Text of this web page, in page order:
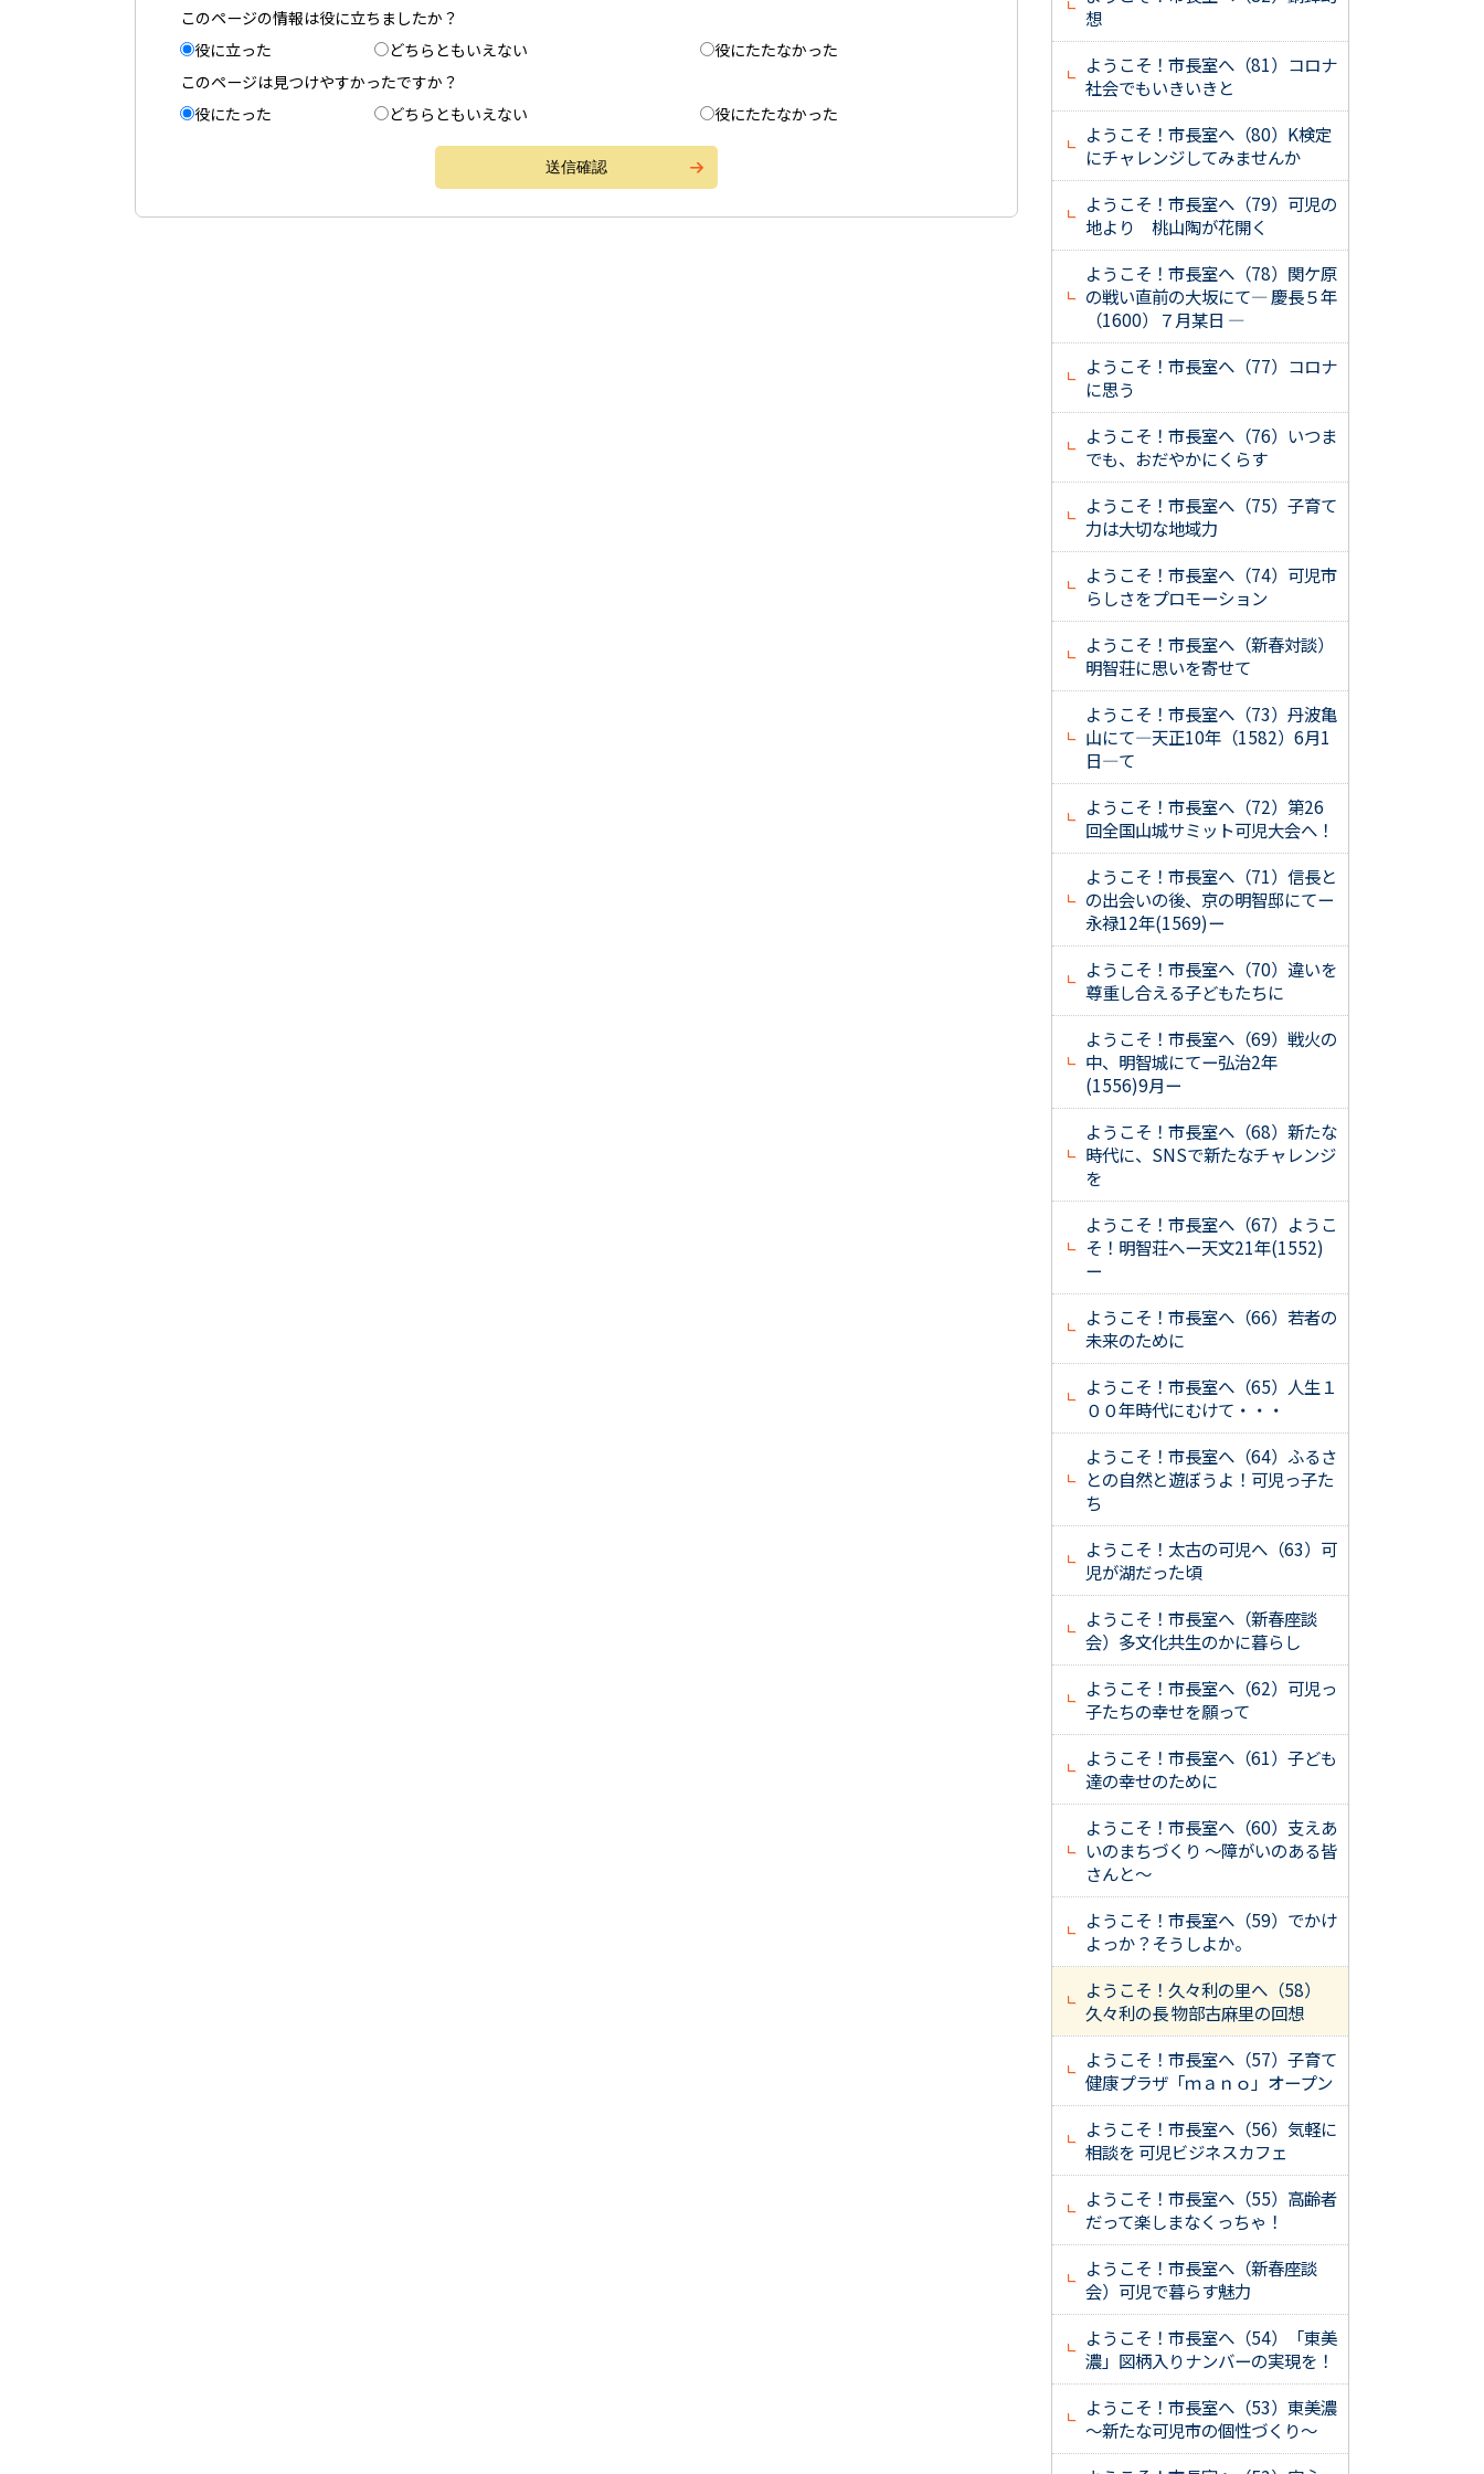
このページの情報は役に立ちましたか？
役に立った
どちらともいえない
役にたたなかった
このページは見つけやすかったですか？
役にたった
どちらともいえない 役にたたなかった
想
ようこそ！市長室へ（81）コロナ
社会でもいきいきと
ようこそ！市長室へ（80）K検定
にチャレンジしてみませんか
ようこそ！市長室へ（79）可児の
地より 桃山陶が花開く
ようこそ！市長室へ（78）関ケ原
の戦い直前の大坂にて― 慶長５年
（1600）７月某日 ―
ようこそ！市長室へ（77）コロナ
に思う
ようこそ！市長室へ（76）いつま
でも、おだやかにくらす
ようこそ！市長室へ（75）子育て
力は大切な地域力
ようこそ！市長室へ（74）可児市
らしさをプロモーション
ようこそ！市長室へ（新春対談）
明智荘に思いを寄せて
ようこそ！市長室へ（73）丹波亀
山にて―天正10年（1582）6月1
日―て
ようこそ！市長室へ（72）第26
回全国山城サミット可児大会へ！
ようこそ！市長室へ（71）信長と
の出会いの後、京の明智邸にてー
永禄12年(1569)ー
ようこそ！市長室へ（70）違いを
尊重し合える子どもたちに
ようこそ！市長室へ（69）戦火の
中、明智城にてー弘治2年
(1556)9月ー
ようこそ！市長室へ（68）新たな
時代に、SNSで新たなチャレンジ
を
ようこそ！市長室へ（67）ようこ
そ！明智荘へー天文21年(1552)
ー
ようこそ！市長室へ（66）若者の
未来のために
ようこそ！市長室へ（65）人生１
００年時代にむけて・・・
ようこそ！市長室へ（64）ふるさ
との自然と遊ぼうよ！可児っ子た
ち
ようこそ！太古の可児へ（63）可
児が湖だった頃
ようこそ！市長室へ（新春座談
会）多文化共生のかに暮らし
ようこそ！市長室へ（62）可児っ
子たちの幸せを願って
ようこそ！市長室へ（61）子ども
達の幸せのために
ようこそ！市長室へ（60）支えあ
いのまちづくり ～障がいのある皆
さんと～
ようこそ！市長室へ（59）でかけ
よっか？そうしよか。
ようこそ！久々利の里へ（58）
久々利の長 物部古麻里の回想
ようこそ！市長室へ（57）子育て
健康プラザ「ｍａｎｏ」オープン
ようこそ！市長室へ（56）気軽に
相談を 可児ビジネスカフェ
ようこそ！市長室へ（55）高齢者
だって楽しまなくっちゃ！
ようこそ！市長室へ（新春座談
会）可児で暮らす魅力
ようこそ！市長室へ（54）「東美
濃」図柄入りナンバーの実現を！
ようこそ！市長室へ（53）東美濃
～新たな可児市の個性づくり～